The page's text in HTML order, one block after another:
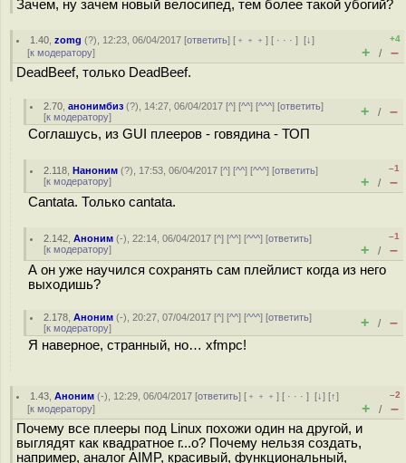
Зачем, ну зачем новый велосипед, тем более такой убогий?
1.40 ,zomg (?), 12:23, 06/04/2017 [ответить] [ ﹢﹢﹢] [ · · ·][↓]
[к модератору]
+4
+ / –
DeadBeef, только DeadBeef.
2.70 ,анонимбиз (?), 14:27, 06/04/2017 [^] [^^] [^^^] [ответить]
[к модератору] + / –
Соглашусь, из GUI плееров - говядина - ТОП
2.118 ,Наноним (?), 17:53, 06/04/2017 [^] [^^] [^^^] [ответить]
[к модератору]
–1
+ / –
Cantata. Только cantata.
2.142 ,Аноним (-), 22:14, 06/04/2017 [^] [^^] [^^^] [ответить]
[к модератору]
–1
+ / –
А он уже научился сохранять сам плейлист когда из него
выходишь?
2.178 ,Аноним (-), 20:27, 07/04/2017 [^] [^^] [^^^] [ответить]
[к модератору] + / –
Я наверное, странный, но… xfmpc!
1.43 ,Аноним (-), 12:29, 06/04/2017 [ответить] [ ﹢﹢﹢] [ · · ·][↓] [↑]
[к модератору]
–2
+ / –
Почему все плееры под Linux похожи один на другой, и
выглядят как квадратное г...о? Почему нельзя создать,
например, аналог AIMP, красивый, функциональный,